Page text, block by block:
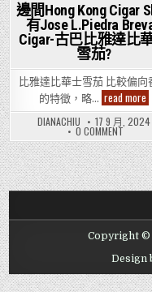
邊間Hong Kong Cigar
有Jose L.Piedra
Cigar-古巴比雅達比
雪茄?
比雅達比華士雪茄 比較偏向
的特徵，略… read more邊
間
DIANACHIU 17 9 月, 2024
0 COMMENTON
邊
間
HONG
KONG
CIGAR
SHOP
CIGAR-
巴
比
雅
達
Copyright ©
Design